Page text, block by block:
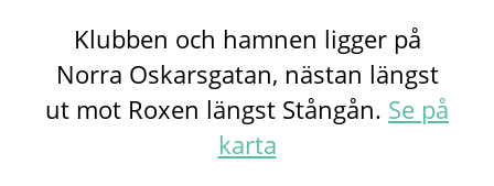
Klubben och hamnen ligger på
Norra Oskarsgatan, nästan längst
ut mot Roxen längst Stångån. Se på
karta